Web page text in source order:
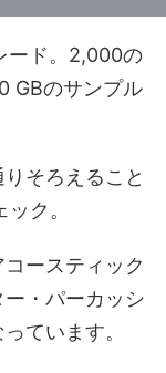
ード。2,000の
GBのサンプル
そろえること
ク。
ースティック
・パーカッシ
ています。